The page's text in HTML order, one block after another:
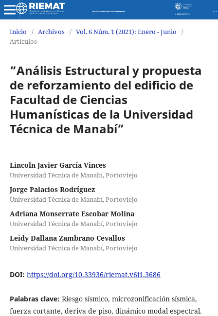
Revista de Investigaciones en Energía Medio Ambiente y Tecnología RIEMAT ISSN 2588-0721
Inicio / Archivos / Vol. 6 Núm. 1 (2021): Enero - Junio
/
Artículos
“Análisis Estructural y propuesta
de reforzamiento del edificio de
Facultad de Ciencias
Humanísticas de la Universidad
Técnica de Manabí”
Lincoln Javier García Vinces
Universidad Técnica de Manabí, Portoviejo
Jorge Palacios Rodríguez
Universidad Técnica de Manabí, Portoviejo
Adriana Monserrate Escobar Molina
Universidad Técnica de Manabí, Portoviejo
Leidy Dallana Zambrano Cevallos
Universidad Técnica de Manabí, Portoviejo
DOI: https://doi.org/10.33936/riemat.v6i1.3686
Palabras clave: Riesgo sísmico, microzonificación sísmica,
fuerza cortante, deriva de piso, dinámico modal espectral.